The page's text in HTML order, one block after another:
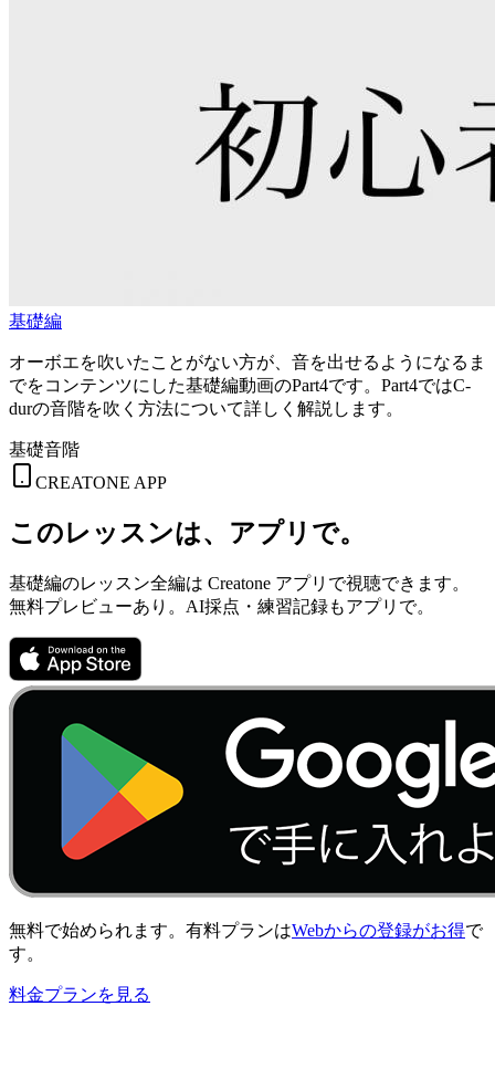
基礎編
オーボエを吹いたことがない方が、音を出せるようになるま
でをコンテンツにした基礎編動画のPart4です。Part4ではC-
durの音階を吹く方法について詳しく解説します。
基礎音階
CREATONE APP
このレッスンは、アプリで。
基礎編のレッスン全編は Creatone アプリで視聴できます。
無料プレビューあり。AI採点・練習記録もアプリで。
無料で始められます。有料プランはWebからの登録がお得で
す。
料金プランを見る